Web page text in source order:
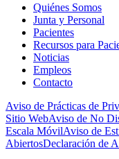
Quiénes Somos
Junta y Personal
Pacientes
Recursos para
Noticias
Empleos
Contacto
Aviso de Prácticas de
Sitio WebAviso de No
Escala MóvilAviso de
AbiertosDeclaración de